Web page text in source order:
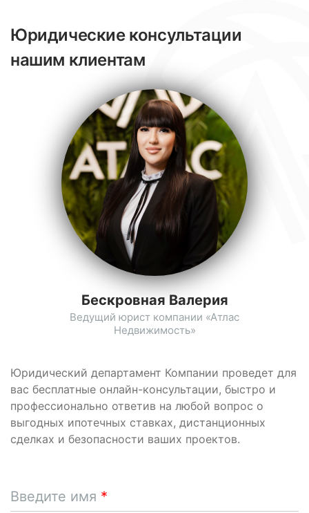
Юридические консультации
нашим клиентам
Юридический департамент Компании проведет для
вас бесплатные онлайн-консультации, быстро и
профессионально ответив на любой вопрос о
выгодных ипотечных ставках, дистанционных
сделках и безопасности ваших проектов.
Введите имя
Бескровная Валерия
Ведущий юрист компании «Атлас
Недвижимость»